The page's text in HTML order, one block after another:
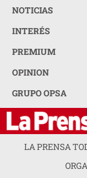
NOTICIAS
INTERÉS
PREMIUM
OPINION
GRUPO OPSA
LA PRENSA